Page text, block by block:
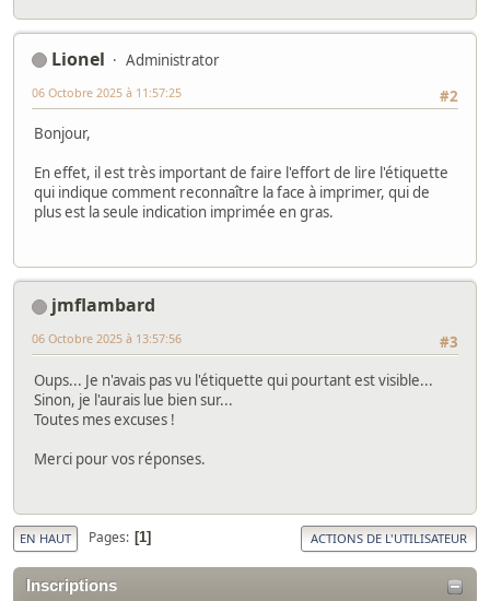
Inscriptions
Lionel
Administrator
#2
06 Octobre 2025 à 11:57:25
Bonjour,
En effet, il est très important de faire l'effort de lire l'étiquette
qui indique comment reconnaître la face à imprimer, qui de
plus est la seule indication imprimée en gras.
jmflambard
#3
06 Octobre 2025 à 13:57:56
Oups... Je n'avais pas vu l'étiquette qui pourtant est visible...
Sinon, je l'aurais lue bien sur...
Toutes mes excuses !
Merci pour vos réponses.
EN HAUT Pages 1 ACTIONS DE L'UTILISATEUR